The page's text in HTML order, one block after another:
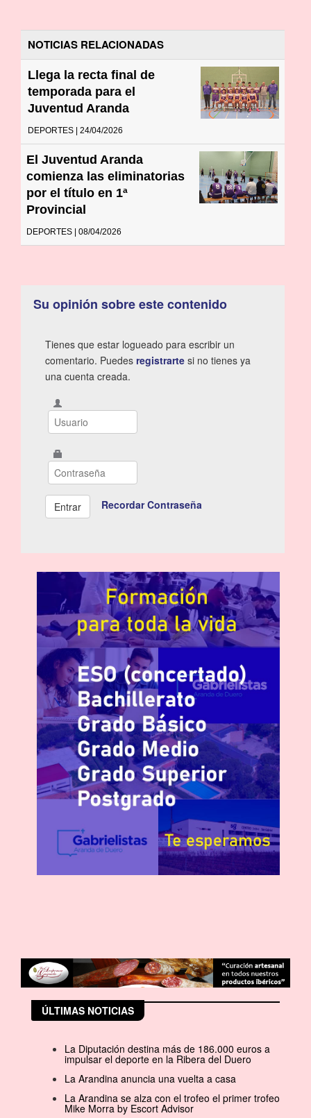
NOTICIAS RELACIONADAS
Llega la recta final de
temporada para el
Juventud Aranda
DEPORTES | 24/04/2026
El Juventud Aranda
comienza las eliminatorias
por el título en 1ª
Provincial
DEPORTES | 08/04/2026
Su opinión sobre este contenido
Tienes que estar logueado para escribir un
comentario. Puedes registrarte si no tienes ya
una cuenta creada.
Recordar Contraseña
ÚLTIMAS NOTICIAS
La Diputación destina más de 186.000 euros a
impulsar el deporte en la Ribera del Duero
La Arandina anuncia una vuelta a casa
La Arandina se alza con el trofeo el primer trofeo
Mike Morra by Escort Advisor